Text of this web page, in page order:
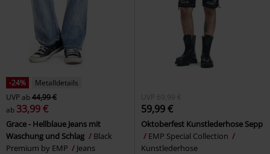
-24%
Metalldetails
UVPab44,99 €
ab 33,99 €
Grace - Hellblaue Jeans mit
Waschung und Schlag
Black
Premium by EMP
Jeans
UVP 69,99 €
59,99 €
Oktoberfest Kunstlederhose Sepp
EMP Special Collection
Kunstlederhose